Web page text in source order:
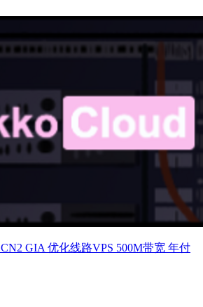
GIA 优化线路VPS 500M带宽 年付